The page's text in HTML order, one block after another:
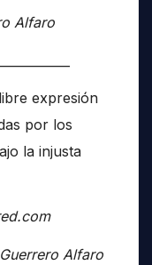
Alfaro
expresión
por los
la injusta
Alfaro